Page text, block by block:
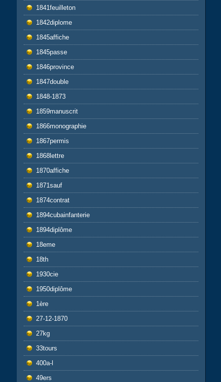
1841feuilleton
1842diplome
1845affiche
1845passe
1846province
1847double
1848-1873
1859manuscrit
1866monographie
1867permis
1868lettre
1870affiche
1871sauf
1874contrat
1894cubainfanterie
1894diplôme
18eme
18th
1930cie
1950diplôme
1ère
27-12-1870
27kg
33tours
400a-l
49ers